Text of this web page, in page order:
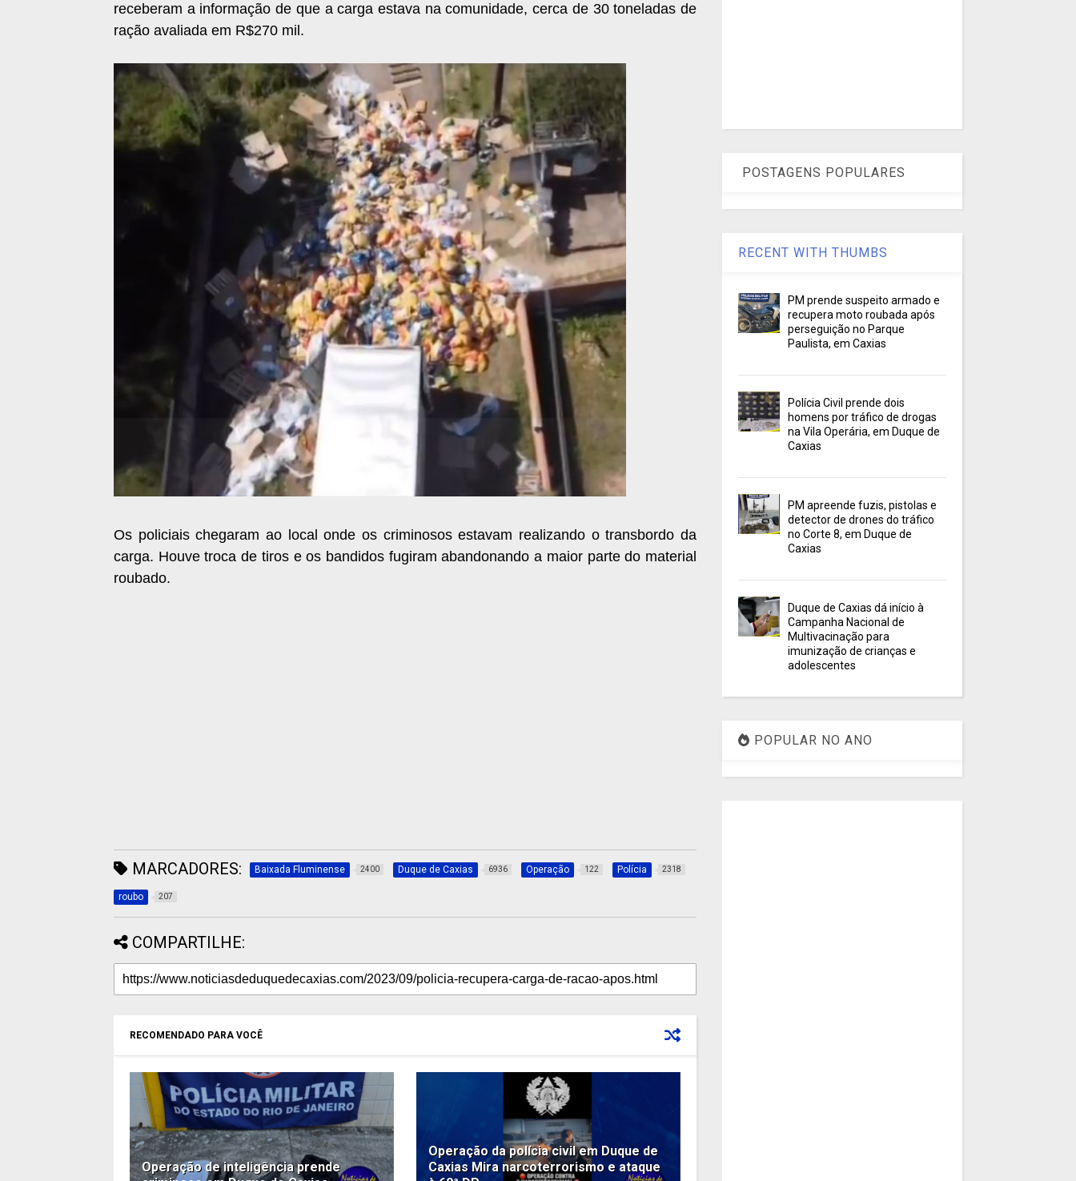
receberam a informação de que a carga estava na comunidade, cerca de 30 toneladas de
ração avaliada em R$270 mil.
Os policiais chegaram ao local onde os criminosos estavam realizando o transbordo da
carga. Houve troca de tiros e os bandidos fugiram abandonando a maior parte do material
roubado.
MARCADORES: Baixada Fluminense 2400 Duque de Caxias 6936 Operação 122 Polícia 2318
roubo 207
COMPARTILHE:
RECOMENDADO PARA VOCÊ
Operação de inteligência prende
Operação da polícia civil em Duque de
Caxias Mira narcoterrorismo e ataque
POSTAGENS POPULARES
RECENT WITH THUMBS
PM prende suspeito armado e
recupera moto roubada após
perseguição no Parque
Paulista, em Caxias
Polícia Civil prende dois
homens por tráfico de drogas
na Vila Operária, em Duque de
Caxias
PM apreende fuzis, pistolas e
detector de drones do tráfico
no Corte 8, em Duque de
Caxias
Duque de Caxias dá início à
Campanha Nacional de
Multivacinação para
imunização de crianças e
adolescentes
POPULAR NO ANO